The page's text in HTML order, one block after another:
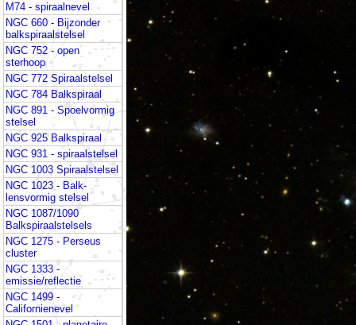
M74 - spiraalnevel
NGC 660 - Bijzonder
balkspiraalstelsel
NGC 752 - open
sterhoop
NGC 772 Spiraalstelsel
NGC 784 Balkspiraal
NGC 891 - Spoelvormig
stelsel
NGC 925 Balkspiraal
NGC 931 - spiraalstelsel
NGC 1003 Spiraalstelsel
NGC 1023 - Balk-
lensvormig stelsel
NGC 1087/1090
Balkspiraalstelsels
NGC 1275 - Perseus
cluster
NGC 1333 -
emissie/reflectie
NGC 1499 -
Californienevel